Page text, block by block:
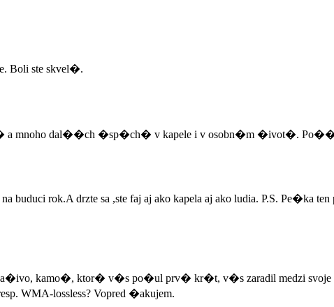
Boli ste skvel�.
mnoho dal��ch �sp�ch� v kapele i v osobn�m �ivot�.
buduci rok.A drzte sa ,ste faj aj ako kapela aj ako ludia. P.S. Pe�ka
kamo�, ktor� v�s po�ul prv� kr�t, v�s zaradil medzi svoje
WMA-lossless? Vopred �akujem.